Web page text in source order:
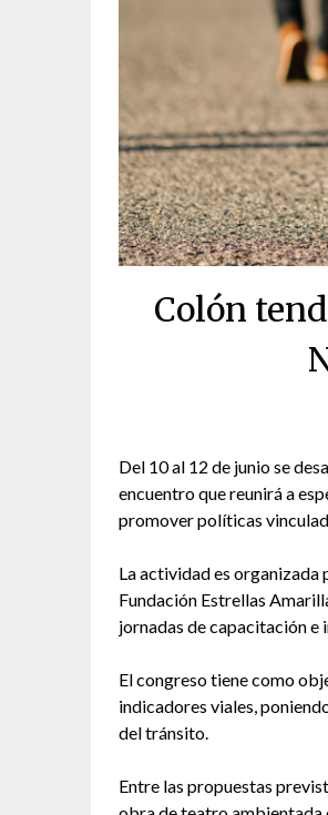
Colón
Del 10 al 12 de junio se
encuentro que reunirá a
promover políticas
La actividad es
Fundación Estrellas
jornadas de capacitación e
El congreso tiene como
indicadores viales,
del tránsito.
Entre las propuestas